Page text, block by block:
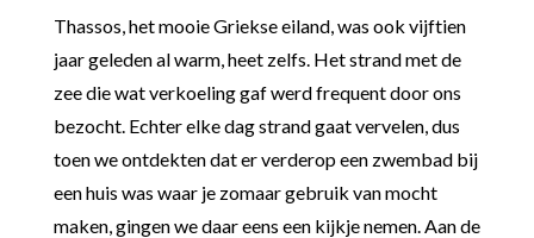
Thassos, het mooie Griekse eiland, was ook vijftien
jaar geleden al warm, heet zelfs. Het strand met de
zee die wat verkoeling gaf werd frequent door ons
bezocht. Echter elke dag strand gaat vervelen, dus
toen we ontdekten dat er verderop een zwembad bij
een huis was waar je zomaar gebruik van mocht
maken, gingen we daar eens een kijkje nemen. Aan de